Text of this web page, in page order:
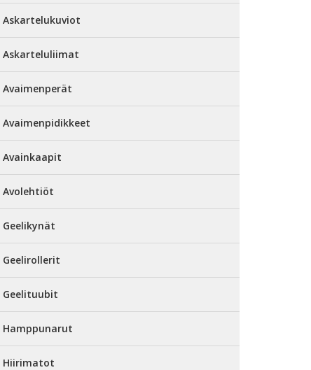
Askartelukuviot
Askarteluliimat
Avaimenperät
Avaimenpidikkeet
Avainkaapit
Avolehtiöt
Geelikynät
Geelirollerit
Geelituubit
Hamppunarut
Hiirimatot